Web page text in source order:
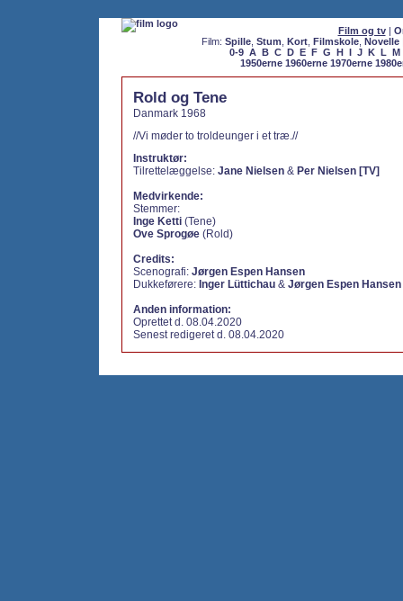
Film og tv|
Film: Spille, Stum Kort, Filmskole, Novelle
0-9 A B C D E F G H I J K L M
1950erne 1960erne 1970erne
Rold og Tene
Danmark 1968
//Vi møder to troldeunger i et træ.//
Instruktør:
Tilrettelæggelse: Jane Nielsen & Per Nielsen [TV]
Medvirkende:
Stemmer:
Inge Ketti (Tene)
Ove Sprogøe (Rold)
Credits:
Scenografi: Jørgen Espen Hansen
Dukkeførere: Inger Lüttichau & Jørgen Espen Hansen
Anden information:
Oprettet d. 08.04.2020
Senest redigeret d. 08.04.2020